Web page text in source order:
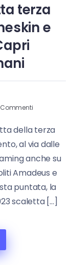
terza
e
della terza
al via dalle
anche su
Amadeus e
puntata, la
scaletta […]